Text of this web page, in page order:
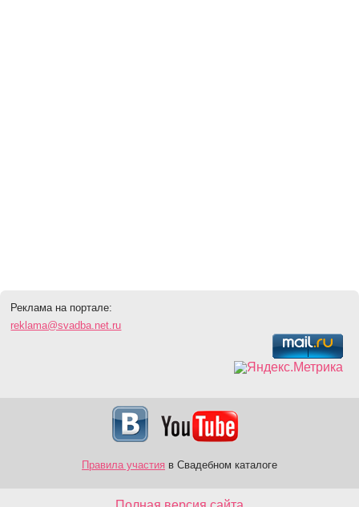
Реклама на портале:
reklama@svadba.net.ru
Правила участия в Свадебном каталоге